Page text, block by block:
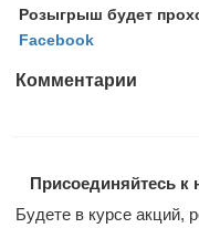
Розыгрыш будет
Facebook
Комментарии
Присоединяйтесь к
Будете в курсе акций,